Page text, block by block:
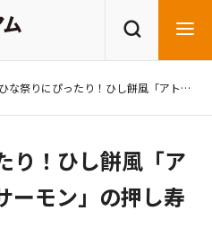
レシピを探す
ひな祭りにぴったり！ひし餅風「アトランティックサーモン」の押し寿司レシピ
り！ひし餅風「ア
ーモン」の押し寿